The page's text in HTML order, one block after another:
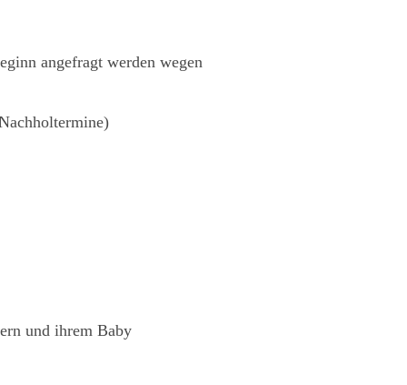
angefragt werden wegen
und ihrem Baby